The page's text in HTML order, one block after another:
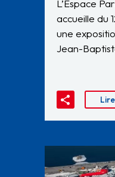
L’Espace
accueille du
une
Jean-